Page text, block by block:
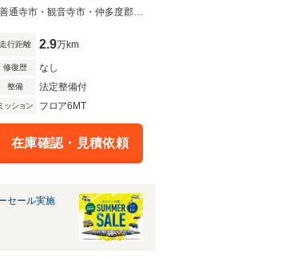
色レザーシート人気の中古車探しはガリバー高松東山崎店【高松市・坂出市・丸亀市】【三豊市・さぬき市・善通寺市・観音寺市・仲多度郡・東かがわ市・小豆島・香川県】中古ガリバー高松東山崎
走行距離 2.9万km
修復歴 なし
整備 法定整備付
ッション フロア6MT
在庫確認・見積依頼
セール実施